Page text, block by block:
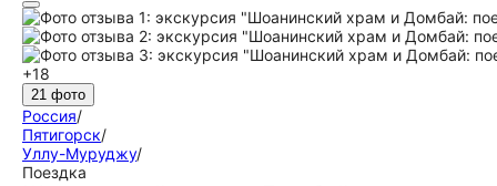
+18
21 фото
Россия/
Пятигорск/
Уллу-Муруджу/
Поездка